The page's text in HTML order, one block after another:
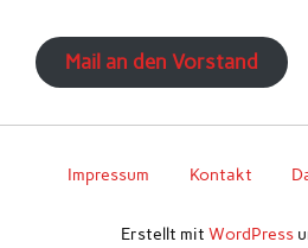
Mail an den Vorstand
Impressum Kontakt
Erstellt mit WordPress